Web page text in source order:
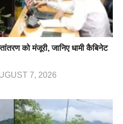
को मंजूरी, जानिए धामी कैबिनेट
7, 2026